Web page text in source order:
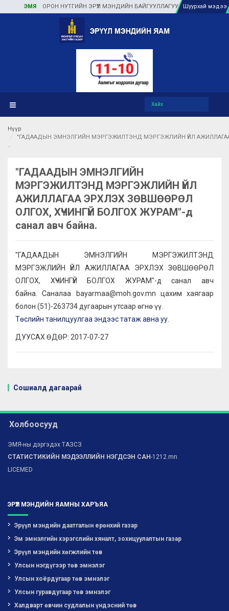
ЭМЯОРОН НУТГИЙН ЭРҮҮЛ МЭНДИЙН БАЙГУУЛЛАГУУДАД ТУЛГАМДАЖ
Шуурхай мэдээ
Нүүр
"ГАДААДЫН ЭМНЭЛГИЙН МЭРГЭЖИЛТЭНД МЭРГЭЖЛИЙН ҮЙЛ АЖИЛЛАГАА
"ГАДААДЫН ЭМНЭЛГИЙН
МЭРГЭЖИЛТЭНД МЭРГЭЖЛИЙН ҮЙЛ
АЖИЛЛАГАА ЭРХЛЭХ ЗӨВШӨӨРӨЛ
ОЛГОХ, ХҮЧИНГҮЙ БОЛГОХ ЖУРАМ"-д
санал авч байна.
"ГАДААДЫН ЭМНЭЛГИЙН МЭРГЭЖИЛТЭНД
МЭРГЭЖЛИЙН ҮЙЛ АЖИЛЛАГАА ЭРХЛЭХ ЗӨВШӨӨРӨЛ
ОЛГОХ, ХҮЧИНГҮЙ БОЛГОХ ЖУРАМ"-д санал авч
байна. Саналаа bayarmaa@moh.gov.mn цахим хаягаар
болон (51)-263734 дугаарын утсаар өгнө үү.
Төслийн танилцуулгаа эндээс татаж авна уу.
ДУУСАХ ӨДӨР: 2017-07-27
Сошиалд дагаарай
Холбоосууд
ЭМЯ-ны дэргэдэх ТАЗСЗ
СТАТИСТИКИЙН МЭДЭЭЛЛИЙН НЭГДСЭН САН-1212.mn
LICEMED
ЭРҮҮЛ МЭНДИЙН ЯАМНЫ ХАРЪЯА
Эрүүл мэндийн даатгалын ерөнхий газар
Эм эмнэлгийн хэрэгслийн хяналт, зохицуулалтын газар
Эрүүл мэндийн хөгжлийн төв
Улсын нэгдүгээр төв эмнэлэг
Улсын хоёрдугаар төв эмнэлэг
Улсын гуравдугаар төв эмнэлэг
Халдварт өвчин судлалын үндэсний төв